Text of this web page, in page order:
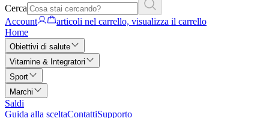
Cerca
Account
articoli nel carrello, visualizza il carrello
Home
Obiettivi di salute
Vitamine & Integratori
Sport
Marchi
Saldi
Guida alla sceltaContattiSupporto